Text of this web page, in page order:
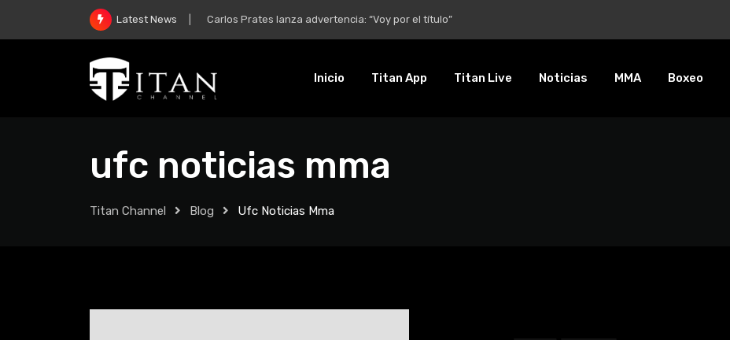
Latest News McGregor y su regreso: “Mi mentalidad es inquebrantable”
Inicio Titan App Titan Live Noticias MMA Boxeo
ufc noticias mma
Titan Channel Blog Ufc Noticias Mma